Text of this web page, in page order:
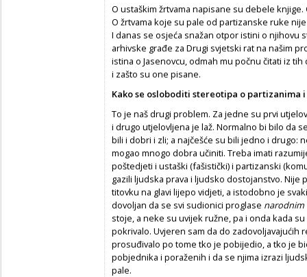
O ustaškim žrtvama napisane su debele
O žrtvama koje su pale od partizanske ruke
I danas se osjeća snažan otpor istini o njihovu
arhivske građe za Drugi svjetski rat na našim
istina o Jasenovcu, odmah mu počnu čitati iz
i zašto su one pisane.
Kako se osloboditi stereotipa o partizanima i
To je naš drugi problem. Za jedne su prvi
i drugo utjelovljena je laž. Normalno bi bilo da
bili i dobri i zli; a najčešće su bili jedno i drugo:
mogao mnogo dobra učiniti. Treba imati
poštedjeti i ustaški (fašistički) i partizanski
gazili ljudska prava i ljudsko dostojanstvo.
titovku na glavi lijepo vidjeti, a istodobno je
dovoljan da se svi sudionici proglase narodnim
stoje, a neke su uvijek ružne, pa i onda kada
pokrivalo. Uvjeren sam da do zadovoljavajućih
prosuđivalo po tome tko je pobijedio, a tko je
pobjednika i poraženih i da se njima izrazi
pale.